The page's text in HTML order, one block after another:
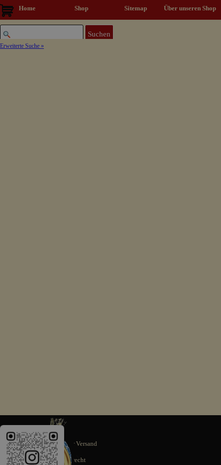
Direkt zum Seiteninhalt
Home Shop ▼
Sitemap Über unseren Shop
Suchen
Erweiterte Suche »
Schnellstmöglicher Versand
14 Tage Rückgaberecht